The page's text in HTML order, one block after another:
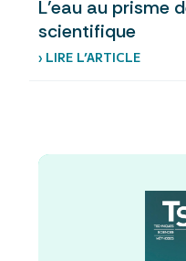
L’eau au prisme
scientifique
› LIRE L’ARTICLE